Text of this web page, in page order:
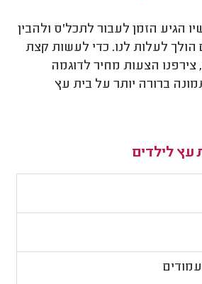
הגיע הזמן לעבור לתכל'ס ולהבין
הולך לעלות לנו. כדי לעשות קצת
הצעות מחיר לדוגמה
ברורה יותר על בית עץ